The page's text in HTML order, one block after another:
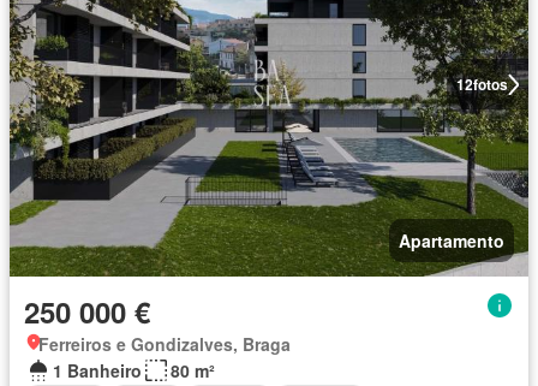
12fotos
Apartamento
250 000 €
Ferreiros e Gondizalves, Braga
1 Banheiro
80 m²